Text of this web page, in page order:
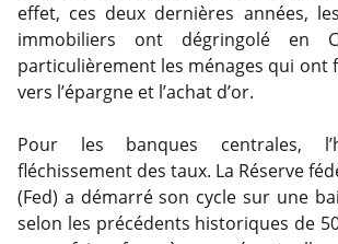
effet, ces deux dernières années,
immobiliers ont dégringolé en
particulièrement les ménages qui ont
vers l’épargne et l’achat d’or.
Pour les banques centrales,
fléchissement des taux. La Réserve
(Fed) a démarré son cycle sur une
selon les précédents historiques de